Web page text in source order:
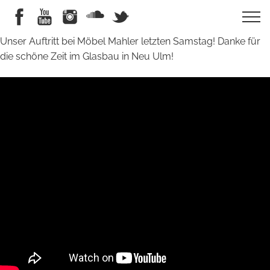
Unser Auftritt bei Möbel Mahler letzten Samstag! Danke für
die schöne Zeit im Glasbau in Neu Ulm!